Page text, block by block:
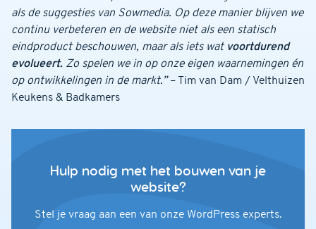
als de suggesties van Sowmedia. Op deze manier blijven we
continu verbeteren en de website niet als een statisch
eindproduct beschouwen, maar als iets wat voortdurend
evolueert. Zo spelen we in op onze eigen waarnemingen én
op ontwikkelingen in de markt.”– Tim van Dam / Velthuizen
Keukens & Badkamers
Hulp nodig met het bouwen van je
website?
Stel je vraag aan een van onze WordPress experts.